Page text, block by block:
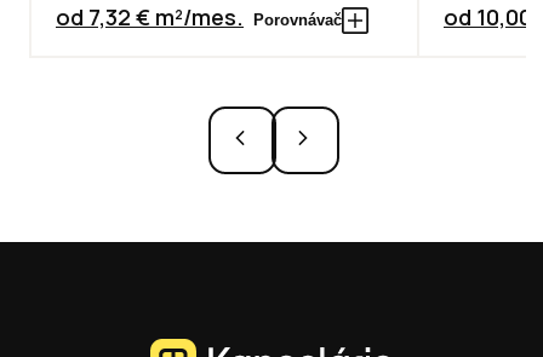
od 7,32 € m²/mes. Porovnávač od 10,00